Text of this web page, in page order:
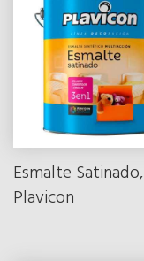
Esmalte Satinado,
Plavicon